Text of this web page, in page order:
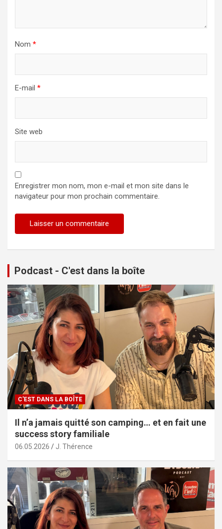
Nom *
E-mail *
Site web
Enregistrer mon nom, mon e-mail et mon site dans le
navigateur pour mon prochain commentaire.
Podcast - C'est dans la boîte
C'EST DANS LA BOÎTE
Il n’a jamais quitté son camping… et en fait une
success story familiale
06.05.2026 J. Thérence